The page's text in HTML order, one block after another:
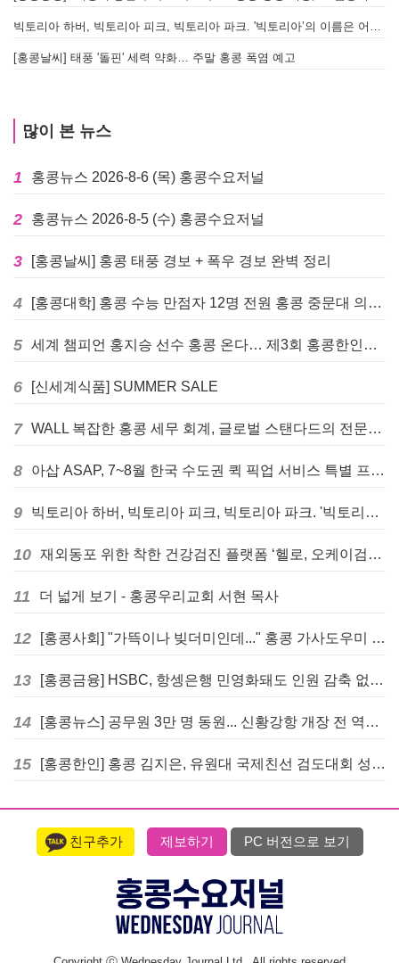
[홍콩날씨] 태풍 '돌핀' 세력 약화… 주말 홍콩 폭염 예고
많이 본 뉴스
1 홍콩뉴스 2026-8-6 (목) 홍콩수요저널
2 홍콩뉴스 2026-8-5 (수) 홍콩수요저널
3 [홍콩날씨] 홍콩 태풍 경보 + 폭우 경보 완벽 정리
4 [홍콩대학] 홍콩 수능 만점자 12명 전원 홍콩 중문대 의대 진학
5 세계 챔피언 홍지승 선수 홍콩 온다… 제3회 홍콩한인팔씨름대회 9월 12일 개최
6 [신세계식품] SUMMER SALE
7 WALL 복잡한 홍콩 세무 회계, 글로벌 스탠다드의 전문가들이 답을 드립니다! - 법인설립, 회계, 감사
8 아삽 ASAP, 7~8월 한국 수도권 퀵 픽업 서비스 특별 프로모션 실시
9 빅토리아 하버, 빅토리아 피크, 빅토리아 파크. '빅토리아’의 이름은 어떻게 온 걸까? - [이승권 원장의 생활칼럼]
10 재외동포 위한 착한 건강검진 플랫폼 ‘헬로, 오케이검진’ 서비스 개시
11 더 넓게 보기 - 홍콩우리교회 서현 목사
12 [홍콩사회] "가뜩이나 빚더미인데..." 홍콩 가사도우미 대출 전면 금지 촉구
13 [홍콩금융] HSBC, 항셍은행 민영화돼도 인원 감축 없다... 독립 브랜드 유지
14 [홍콩뉴스] 공무원 3만 명 동원... 신황강항 개장 전 역대급 훈련 실시
15 [홍콩한인] 홍콩 김지은, 유원대 국제친선 검도대회 성인단체전 우승
친구추가 제보하기 PC 버전으로 보기